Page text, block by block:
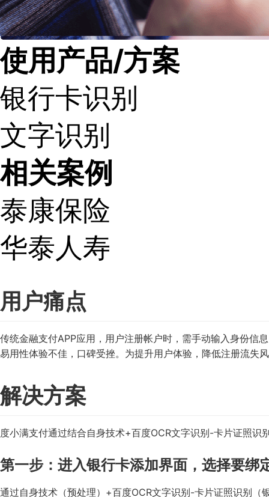
管
理
控
制
台
使用产品/方案
银行卡识别
文字识别
相关案例
泰康保险
华泰人寿
用户痛点
传统金融支付APP应用，用户注册帐户时，需手动输入身份信
易用性体验不佳，口碑受挫。为提升用户体验，降低注册流失
解决方案
度小满支付通过结合自身技术+百度OCR文字识别-卡片证照
第一步：进入银行卡添加界面，选择要绑
通过自身技术（预处理）+百度OCR文字识别-卡片证照识别